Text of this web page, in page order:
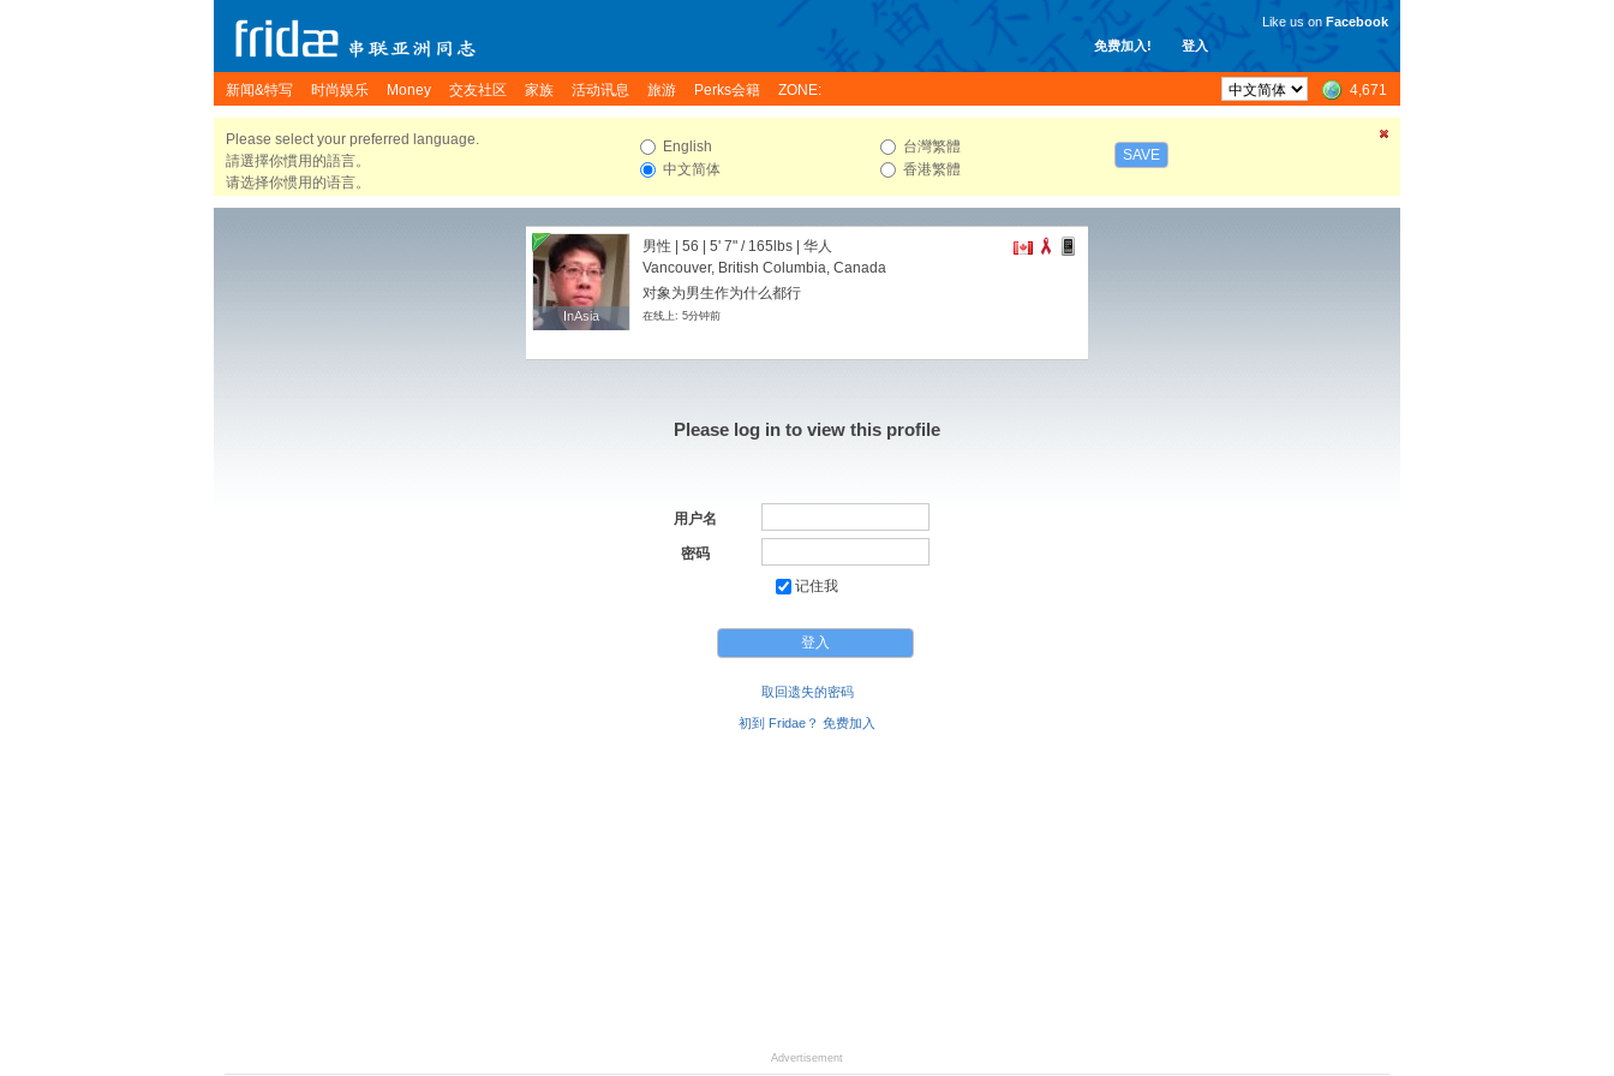
免费加入! 登入
Like us on Facebook
新闻&特写 时尚娱乐 Money 交友社区 家族 活动讯息 旅游 Perks会籍 ZONE: 4,671
Please select your preferred language.
請選擇你慣用的語言。
请选择你惯用的语言。
English
中文简体
台灣繁體
香港繁體
SAVE
InAsia
InAsia
男性 | 56 | 5' 7" / 165lbs | 华人
Vancouver, British Columbia, Canada
对象为男生作为什么都行
在线上: 5分钟前
Please log in to view this profile
用户名
密码
记住我
取回遗失的密码
初到 Fridae？ 免费加入
Advertisement